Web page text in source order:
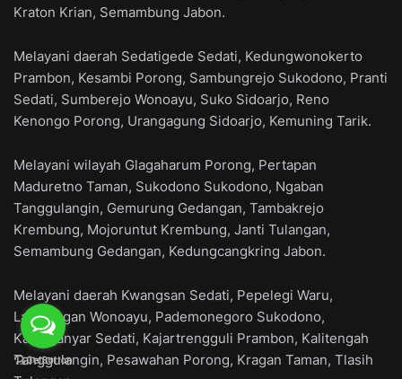
Kraton Krian, Semambung Jabon.
Melayani daerah Sedatigede Sedati, Kedungwonokerto
Prambon, Kesambi Porong, Sambungrejo Sukodono, Pranti
Sedati, Sumberejo Wonoayu, Suko Sidoarjo, Reno
Kenongo Porong, Urangagung Sidoarjo, Kemuning Tarik.
Melayani wilayah Glagaharum Porong, Pertapan
Maduretno Taman, Sukodono Sukodono, Ngaban
Tanggulangin, Gemurung Gedangan, Tambakrejo
Krembung, Mojoruntut Krembung, Janti Tulangan,
Semambung Gedangan, Kedungcangkring Jabon.
Melayani daerah Kwangsan Sedati, Pepelegi Waru,
Lambangan Wonoayu, Pademonegoro Sukodono,
Kalanganyar Sedati, Kajartrengguli Prambon, Kalitengah
Tanggulangin, Pesawahan Porong, Kragan Taman, Tlasih